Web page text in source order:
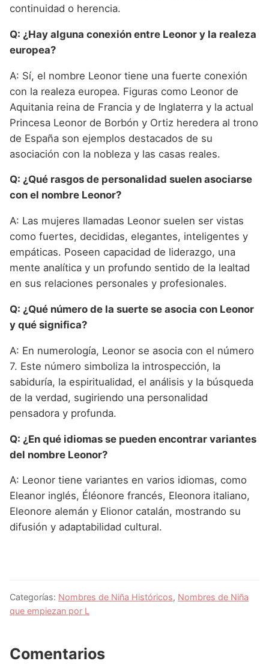
continuidad o herencia.
Q: ¿Hay alguna conexión entre Leonor y la realeza
europea?
A: Sí, el nombre Leonor tiene una fuerte conexión
con la realeza europea. Figuras como Leonor de
Aquitania reina de Francia y de Inglaterra y la actual
Princesa Leonor de Borbón y Ortiz heredera al trono
de España son ejemplos destacados de su
asociación con la nobleza y las casas reales.
Q: ¿Qué rasgos de personalidad suelen asociarse
con el nombre Leonor?
A: Las mujeres llamadas Leonor suelen ser vistas
como fuertes, decididas, elegantes, inteligentes y
empáticas. Poseen capacidad de liderazgo, una
mente analítica y un profundo sentido de la lealtad
en sus relaciones personales y profesionales.
Q: ¿Qué número de la suerte se asocia con Leonor
y qué significa?
A: En numerología, Leonor se asocia con el número
7. Este número simboliza la introspección, la
sabiduría, la espiritualidad, el análisis y la búsqueda
de la verdad, sugiriendo una personalidad
pensadora y profunda.
Q: ¿En qué idiomas se pueden encontrar variantes
del nombre Leonor?
A: Leonor tiene variantes en varios idiomas, como
Eleanor inglés, Éléonore francés, Eleonora italiano,
Eleonore alemán y Elionor catalán, mostrando su
difusión y adaptabilidad cultural.
Categorías: Nombres de Niña Históricos, Nombres de Niña
que empiezan por L
Comentarios